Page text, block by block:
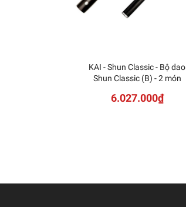
KAI - Shun Classic - Bộ dao
Shun Classic (B) - 2 món
6.027.000₫